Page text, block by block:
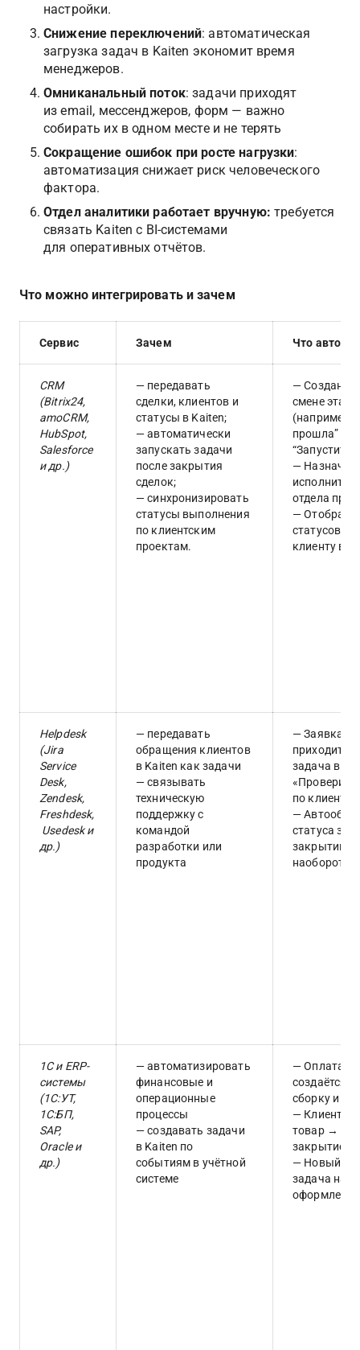
настройки.
Снижение переключений: автоматическая
загрузка задач в Kaiten экономит время
менеджеров.
Омниканальный поток: задачи приходят
из email, мессенджеров, форм — важно
собирать их в одном месте и не терять
Сокращение ошибок при росте нагрузки:
автоматизация снижает риск человеческого
фактора.
Отдел аналитики работает вручную: требуется
связать Kaiten с BI-системами
для оперативных отчётов.
Что можно интегрировать и зачем
Сервис Зачем Что
CRM
(Bitrix24,
amoCRM,
HubSpot,
Salesforce
и др.)
— передавать
сделки, клиентов и
статусы в Kaiten;
— автоматически
запускать задачи
после закрытия
сделок;
— синхронизировать
статусы выполнения
по клиентским
проектам.
— Создание
смене
(например,
прошла” →
“Запустить
—
отдела
—
статусов
клиенту в
Helpdesk
(Jira
Service
Desk,
Zendesk,
Freshdesk,
Usedesk и
др.)
— передавать
обращения клиентов
в Kaiten как задачи
— связывать
техническую
поддержку с
командой
разработки или
продукта
— Заявка
приходит
задача в
по клиенту
—
статуса
закрытии
наоборот
1С и ERP-
системы
(1С:УТ,
1С:БП,
SAP,
Oracle и
др.)
— автоматизировать
финансовые и
операционные
процессы
— создавать задачи
в Kaiten по
событиям в учётной
системе
— Оплата
создаётся
сборку и
— Клиент
товар →
закрытие
— Новый
задача на
оформление